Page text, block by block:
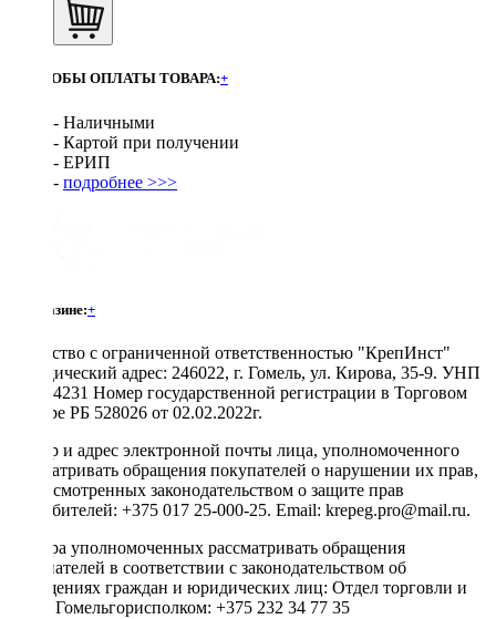
СПОСОБЫ ОПЛАТЫ ТОВАРА:+
- Наличными
- Картой при получении
- ЕРИП
- подробнее >>>
О магазине:+
Общество с ограниченной ответственностью "КрепИнст"
Юридический адрес: 246022, г. Гомель, ул. Кирова, 35-9. УНП
490864231 Номер государственной регистрации в Торговом
реестре РБ 528026 от 02.02.2022г.
Номер и адрес электронной почты лица, уполномоченного
рассматривать обращения покупателей о нарушении их прав,
предусмотренных законодательством о защите прав
потребителей: +375 017 25-000-25. Email: krepeg.pro@mail.ru.
Номера уполномоченных рассматривать обращения
покупателей в соответствии с законодательством об
обращениях граждан и юридических лиц: Отдел торговли и
услуг Гомельгорисполком: +375 232 34 77 35